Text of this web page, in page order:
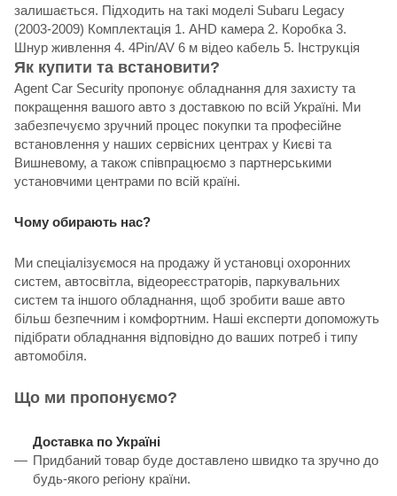
залишається. Підходить на такі моделі Subaru Legacy
(2003-2009) Комплектація 1. AHD камера 2. Коробка 3.
Шнур живлення 4. 4Pin/AV 6 м відео кабель 5. Інструкція
Як купити та встановити?
Agent Car Security пропонує обладнання для захисту та
покращення вашого авто з доставкою по всій Україні. Ми
забезпечуємо зручний процес покупки та професійне
встановлення у наших сервісних центрах у Києві та
Вишневому, а також співпрацюємо з партнерськими
установчими центрами по всій країні.
Чому обирають нас?
Ми спеціалізуємося на продажу й установці охоронних
систем, автосвітла, відеореєстраторів, паркувальних
систем та іншого обладнання, щоб зробити ваше авто
більш безпечним і комфортним. Наші експерти допоможуть
підібрати обладнання відповідно до ваших потреб і типу
автомобіля.
Що ми пропонуємо?
Доставка по Україні
Придбаний товар буде доставлено швидко та зручно до
будь-якого регіону країни.